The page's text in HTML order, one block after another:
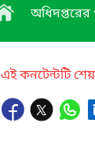
অধিদপ্তরের
এই কনটেন্টটি